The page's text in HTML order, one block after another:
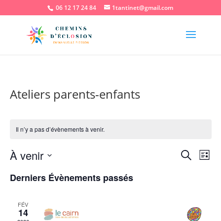
06 12 17 24 84 1tantinet@gmail.com
Ateliers parents-enfants
Il n’y a pas d’évènements à venir.
vues
Recherche
de
Liste
À venir
une
Derniers Évènements passés
FÉV
14